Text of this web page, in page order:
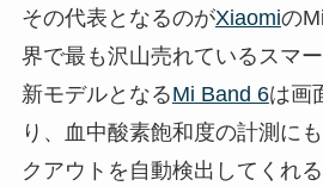
その代表となるのがXiaomiの
界で最も沢山売れているスマ
新モデルとなるMi Band 6は画
り、血中酸素飽和度の計測に
クアウトを自動検出してくれ